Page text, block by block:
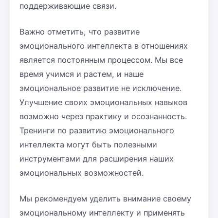
поддерживающие связи.
Важно отметить, что развитие
эмоционального интеллекта в отношениях
является постоянным процессом. Мы все
время учимся и растем, и наше
эмоциональное развитие не исключение.
Улучшение своих эмоциональных навыков
возможно через практику и осознанность.
Тренинги по развитию эмоционального
интеллекта могут быть полезными
инструментами для расширения наших
эмоциональных возможностей.
Мы рекомендуем уделить внимание своему
эмоциональному интеллекту и применять